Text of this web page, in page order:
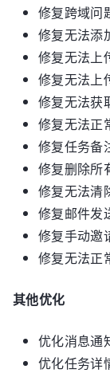
修复跨域问
修复无法添
修复无法上
修复无法上
修复无法获
修复无法正
修复任务备
修复删除所
修复无法清
修复邮件发
修复手动邀
修复无法正
其他优化
优化消息通
优化任务详